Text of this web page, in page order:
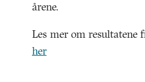
årene.
Les mer om resultatene
her